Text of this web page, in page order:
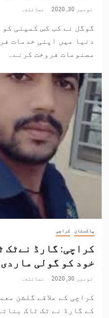
نومبر 30, 2020 نمائندہ
گوگل نے کب کس کمپنی
دنیا میں اپنی خدمات
مصنوعات فروخت کرنے...
پاکستان کراچی
کراچی: گارڈ نےٹک
خود کو گولی ماردی
نومبر 30, 2020 نمائندہ
کراچی کے علاقے گلشن
کے گارڈ نے ٹک ٹاک